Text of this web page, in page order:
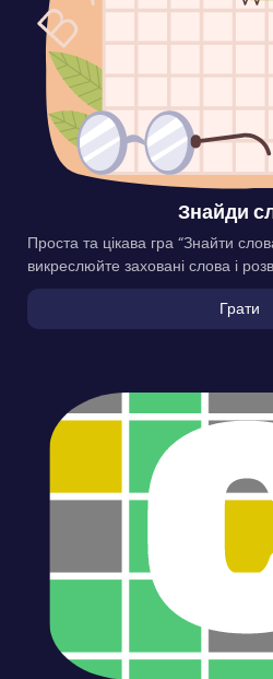
Знайди
Проста та цікава гра “Знайти
викреслюйте заховані слова і
Грати